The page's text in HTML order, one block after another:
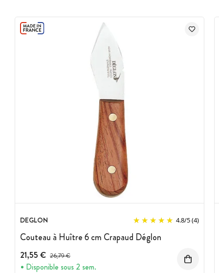
DEGLON 4.8/5(4)
Couteau à Huître 6 cm Crapaud Déglon
21,55 € Prix avant réduction :
26,79 €
Disponible sous 2 sem.